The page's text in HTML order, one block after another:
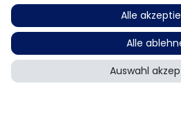
Alle
Alle
Auswahl